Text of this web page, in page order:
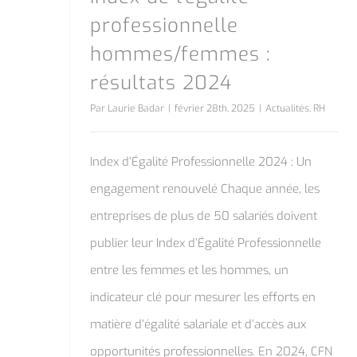
professionnelle
hommes/femmes :
résultats 2024
Par Laurie Badar | février 28th, 2025 | Actualités, RH
Index d’Égalité Professionnelle 2024 : Un
engagement renouvelé Chaque année, les
entreprises de plus de 50 salariés doivent
publier leur Index d’Égalité Professionnelle
entre les femmes et les hommes, un
indicateur clé pour mesurer les efforts en
matière d’égalité salariale et d’accès aux
opportunités professionnelles. En 2024, CFN